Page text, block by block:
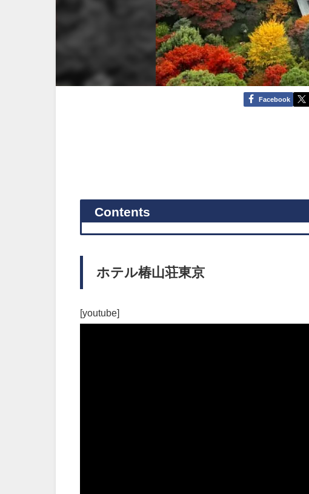
Facebook
Contents
ホテル椿山荘東京
[youtube]